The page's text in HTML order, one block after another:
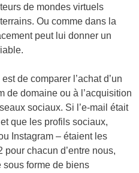
de mondes virtuels
Ou comme dans la
peut lui donner un
de comparer l’achat d’un
de domaine ou à l’acquisition
sociaux. Si l’e-mail était
que les profils sociaux,
Instagram – étaient les
chacun d’entre nous,
forme de biens